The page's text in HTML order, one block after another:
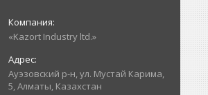
«Kazort Industry ltd.»
​Ауэзовский р-н, ул. Мустай Карима,
5, Алматы, Казахстан